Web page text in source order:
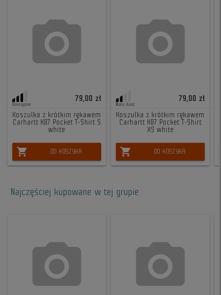
Dostępne
79,00 zł
Koszulka z krótkim rękawem
Carhartt K87 Pocket T-Shirt S
white
shopping_cart DO KOSZYKA
Mała ilość
79,00 zł
Koszulka z krótkim rękawem
Carhartt K87 Pocket T-Shirt
XS white
shopping_cart DO KOSZYKA
Najczęściej kupowane w tej grupie